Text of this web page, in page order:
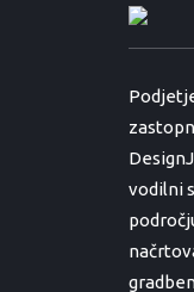
vodilni